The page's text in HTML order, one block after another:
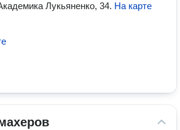
Лукьяненко, 34. На карте